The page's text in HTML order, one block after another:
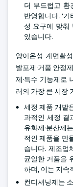
더 부드럽고 환
반영합니다. ‘
성 요구에 맞춰
있습니다.
양이온성 계면활
발포제·거품 안정
제·특수 기능제로
러의 가장 큰 시장
세정 제품 개발
과적인 세정 결
유화제·분산제
적인 제품을 만
습니다. 제조업
균일한 거품을
하며, 이는 지속
컨디셔닝제는